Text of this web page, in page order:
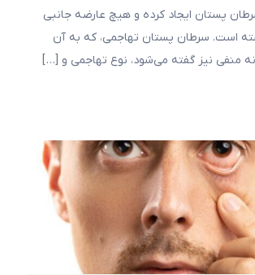
پستان ایجاد کرده و هیچ عارضه جانبی
است. سرطان پستان تهاجمی، که به آن
منفی نیز گفته می‌شود، نوع تهاجمی و […]